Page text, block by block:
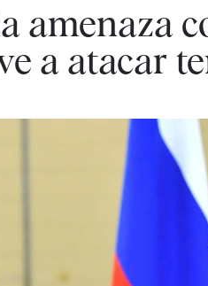
amenaza
a atacar